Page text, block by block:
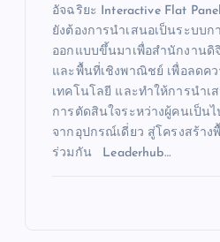
อัจฉริยะ Interactive Flat
ยังต้องการนำเสนอเป็นระบบ
ออกแบบขึ้นมาเพื่อสำนักงานดิ
และพื้นที่เชิงพาณิชย์ เพื่อลดค
เทคโนโลยี และทำให้การนำเ
การตัดสินใจระหว่างผู้คนเป็น
จากอุปกรณ์เดี่ยว สู่โครงสร้าง
ร่วมกัน Leaderhub…